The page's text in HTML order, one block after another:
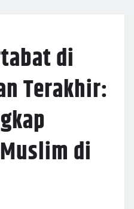
di
Terakhir:
di